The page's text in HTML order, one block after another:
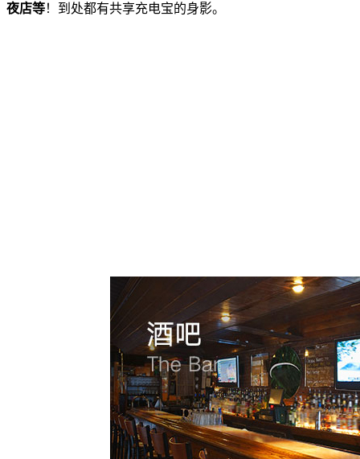
夜店等！到处都有共享充电宝的身影。